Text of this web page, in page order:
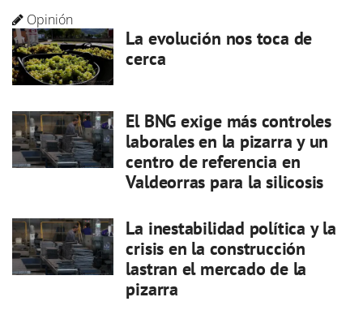
Opinión
La evolución nos toca de
cerca
El BNG exige más controles
laborales en la pizarra y un
centro de referencia en
Valdeorras para la silicosis
La inestabilidad política y la
crisis en la construcción
lastran el mercado de la
pizarra